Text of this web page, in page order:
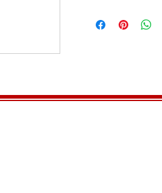
1/4"